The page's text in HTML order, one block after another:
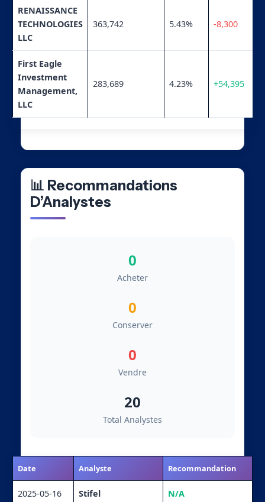
RENAISSANCE
TECHNOLOGIES
LLC
363,742 5.43% -8,300
First Eagle
Investment
Management,
LLC
283,689 4.23% +54,395
📊 Recommandations
D’Analystes
0
Acheter
0
Conserver
0
Vendre
20
Total Analystes
Date Analyste Recommandation
2025-05-16 Stifel N/A